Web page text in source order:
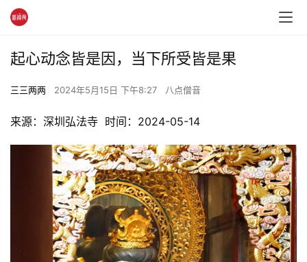
起心动念皆是因，当下所受皆是果
三三两两 2024年5月15日 下午8:27 八点僧音
来源：深圳弘法寺  时间：2024-05-14